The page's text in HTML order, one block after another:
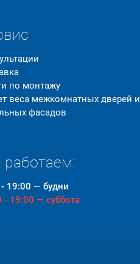
по монтажу
веса межкомнатных дверей и
фасадов
19:00 — будни
- 19:00 — суббота